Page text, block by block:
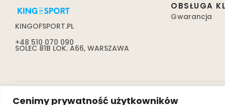
Cenimy prywatność użytkowników
KINGOFSPORT.PL
+48 510 070 090
SOLEC 81B LOK. A66, WARSZAWA
OBSŁUGA
Gwarancja